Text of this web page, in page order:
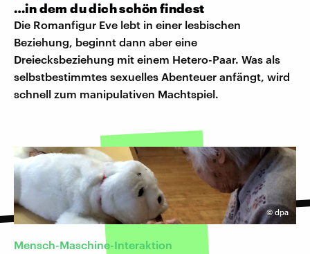
…in dem du dich schön findest
Die Romanfigur Eve lebt in einer lesbischen
Beziehung, beginnt dann aber eine
Dreiecksbeziehung mit einem Hetero-Paar. Was als
selbstbestimmtes sexuelles Abenteuer anfängt, wird
schnell zum manipulativen Machtspiel.
© dpa
Mensch-Maschine-Interaktion